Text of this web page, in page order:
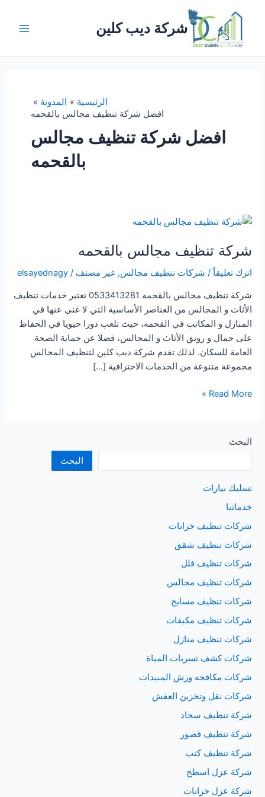
شركة ديب كلين
الرئيسية
المدونة
افضل شركة تنظيف مجالس بالقحمه
افضل شركة تنظيف مجالس
بالقحمه
شركة تنظيف مجالس بالقحمه
اترك تعليقاً / شركات تنظيف مجالس,غير مصنف /
elsayednagy
شركة تنظيف مجالس بالقحمه 0533413281 تعتبر خدمات تنظيف
الأثاث و المجالس من العناصر الأساسية التي لا غنى عنها في
المنازل و المكاتب في القحمه، حيث تلعب دورا حيويا في الحفاظ
على جمال و رونق الأثاث و المجالس، فضلا عن حماية الصحة
العامة للسكان. لذلك تقدم شركة ديب كلين لتنظيف المجالس
مجموعة متنوعة من الخدمات الاحترافية […]
شركة
بالقحمه
Read More »
البحث
البحث
تسليك بيارات
خدماتنا
شركات تنظيف خزانات
شركات تنظيف شقق
شركات تنظيف فلل
شركات تنظيف مجالس
شركات تنظيف مسابح
شركات تنظيف مكيفات
شركات تنظيف منازل
شركات كشف تسربات المياة
شركات مكافحه ورش المبيدات
شركات نقل وتخزين العفش
شركة تنظيف سجاد
شركة تنظيف قصور
شركة تنظيف كنب
شركة عزل اسطح
شركة عزل خزانات